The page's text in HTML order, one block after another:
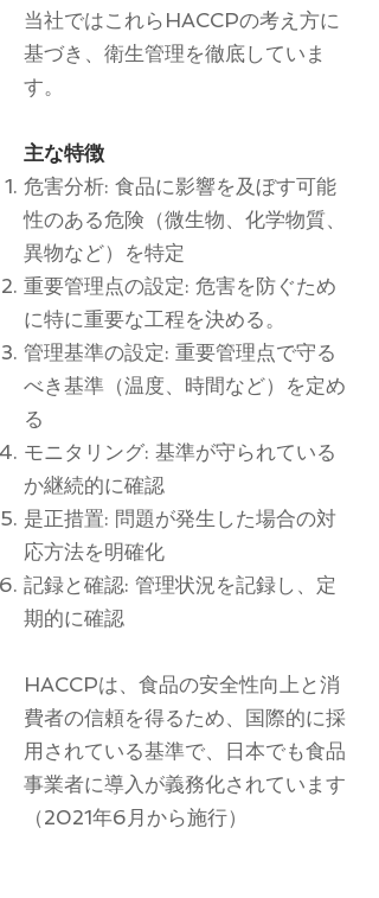
当社ではこれらHACCPの考え方に
基づき、衛生管理を徹底していま
す。
主な特徴
危害分析: 食品に影響を及ぼす可能
性のある危険（微生物、化学物質、
異物など）を特定
重要管理点の設定: 危害を防ぐため
に特に重要な工程を決める。
管理基準の設定: 重要管理点で守る
べき基準（温度、時間など）を定め
る
モニタリング: 基準が守られている
か継続的に確認
是正措置: 問題が発生した場合の対
応方法を明確化
記録と確認: 管理状況を記録し、定
期的に確認
HACCPは、食品の安全性向上と消
費者の信頼を得るため、国際的に採
用されている基準で、日本でも食品
事業者に導入が義務化されています
（2021年6月から施行）